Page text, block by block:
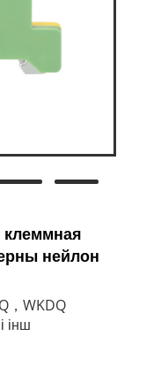
клеммная
нейлон
，WKDQ
інш